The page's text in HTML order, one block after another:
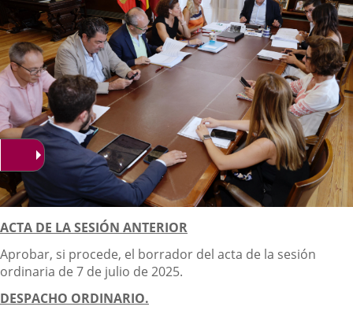
Descripción
ACTA DE LA SESIÓN ANTERIOR
Aprobar, si procede, el borrador del acta de la sesión
ordinaria de 7 de julio de 2025.
DESPACHO ORDINARIO.